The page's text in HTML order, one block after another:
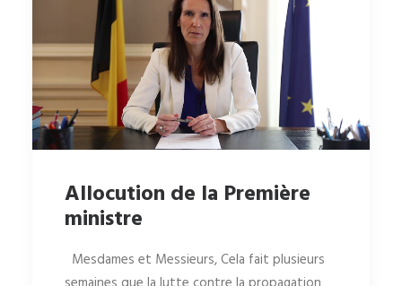
Allocution de la Première
ministre
Mesdames et Messieurs, Cela fait plusieurs